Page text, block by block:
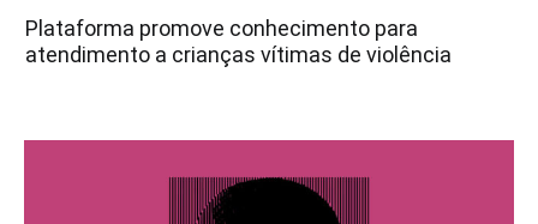
Plataforma promove conhecimento para
atendimento a crianças vítimas de violência